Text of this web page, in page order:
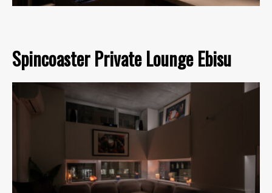
Spincoaster Private Lounge Ebisu